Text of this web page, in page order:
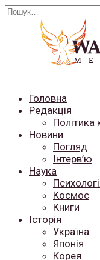
Перейти
Search
Головна
Редакція
Політика
Новини
Погляд
Інтерв’ю
Наука
Космос
Книги
Історія
Україна
Японія
Корея